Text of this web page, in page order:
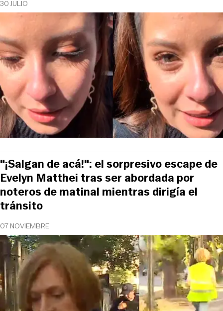
30 JULIO
07 NOVIEMBRE
"¡Salgan de acá!": el sorpresivo escape de
Evelyn Matthei tras ser abordada por
noteros de matinal mientras dirigía el
tránsito